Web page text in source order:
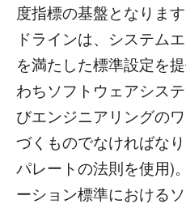
度指標の基盤となりま
ドラインは、システム
を満たした標準設定を
わちソフトウェアシス
びエンジニアリングの
づくものでなければな
パレートの法則を使用)
ーション標準における